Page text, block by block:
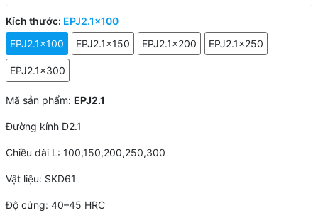
Kích thước: EPJ2.1x100
EPJ2.1x100
EPJ2.1x150 EPJ2.1x200 EPJ2.1x250
EPJ2.1x300
Mã sản phẩm: EPJ2.1
Đường kính D2.1
Chiều dài L: 100,150,200,250,300
Vật liệu: SKD61
Độ cứng: 40–45 HRC